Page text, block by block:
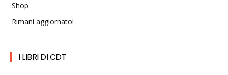
Shop
Rimani aggiornato!
I LIBRI DI CDT